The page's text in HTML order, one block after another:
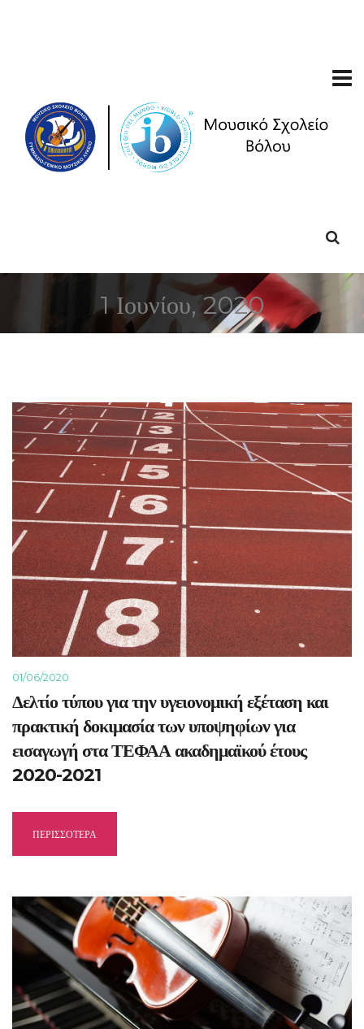
1 Ιουνίου, 2020
01/06/2020
Δελτίο τύπου για την υγειονομική εξέταση και
πρακτική δοκιμασία των υποψηφίων για
εισαγωγή στα ΤΕΦΑΑ ακαδημαϊκού έτους
2020-2021
ΠΕΡΙΣΣΟΤΕΡΑ